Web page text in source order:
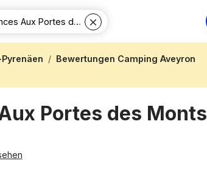
Bewertungen Camping Aveyron
Portes des Monts